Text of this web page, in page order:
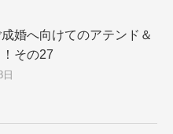
婚へ向けてのアテンド＆
その27